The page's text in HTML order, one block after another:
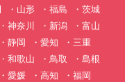
山形 福島
茨城
神奈川 新潟
富山
静岡 愛知
三重
和歌山 鳥取
島根
愛媛 高知
福岡